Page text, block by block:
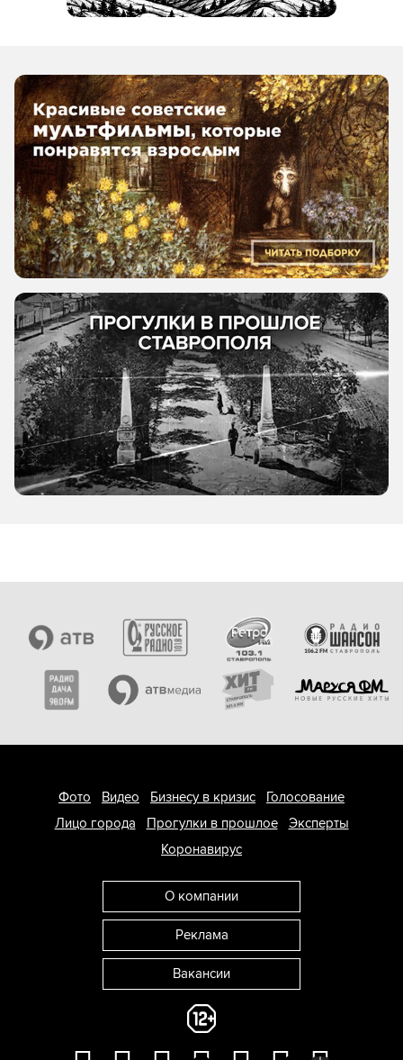
Фото Видео Бизнесу в кризис
Голосование
Лицо города
Прогулки в прошлое
Эксперты
Коронавирус
О компании
Реклама
Вакансии